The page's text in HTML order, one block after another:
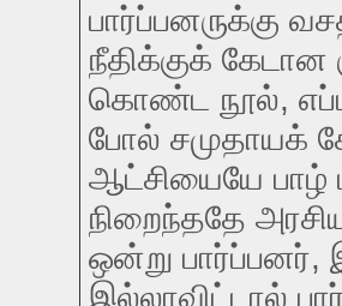
பார்ப்பனருக்கு
நீதிக்குக்
கொண்ட நூல்,
போல் சமுதாயக்
ஆட்சியையே
நிறைந்ததே
ஒன்று பார்ப்பனர்,
இல்லாவிட்டால்